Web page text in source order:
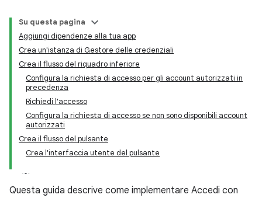
Su questa pagina
Aggiungi dipendenze alla tua app
Crea un'istanza di Gestore delle credenziali
Crea il flusso del riquadro inferiore
Configura la richiesta di accesso per gli account autorizzati in
precedenza
Richiedi l'accesso
Configura la richiesta di accesso se non sono disponibili account
autorizzati
Crea il flusso del pulsante
Crea l'interfaccia utente del pulsante
Questa guida descrive come implementare Accedi con